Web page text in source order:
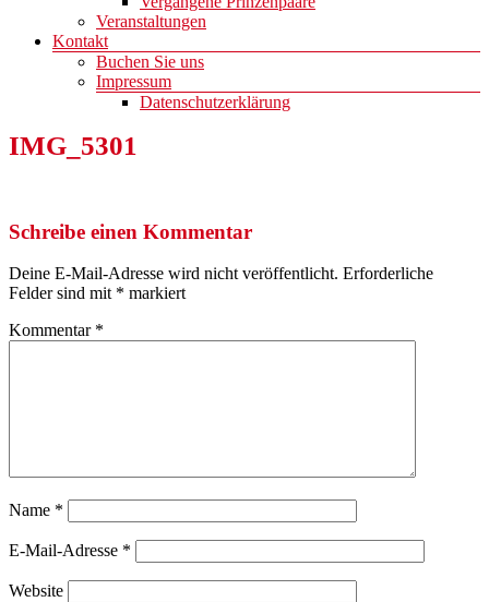
Veranstaltungen
Kontakt
Buchen Sie uns
Impressum
Datenschutzerklärung
IMG_5301
Schreibe einen Kommentar
Deine E-Mail-Adresse wird nicht veröffentlicht. Erforderliche
Felder sind mit * markiert
Kommentar *
Name *
E-Mail-Adresse *
Website